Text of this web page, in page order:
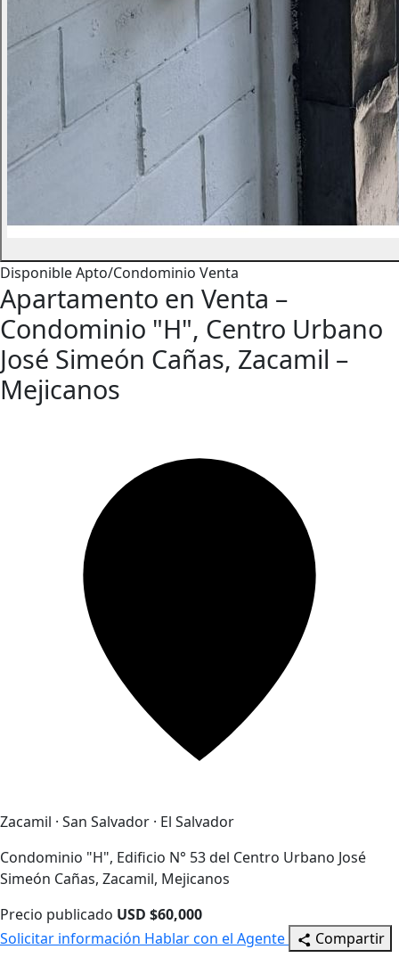
DisponibleApto/Condominio Venta
Apartamento en Venta –
Condominio "H", Centro Urbano
José Simeón Cañas, Zacamil –
Mejicanos
Zacamil · San Salvador · El Salvador
Condominio "H", Edificio N° 53 del Centro Urbano José
Simeón Cañas, Zacamil, Mejicanos
Precio publicado USD $60,000
Solicitar información Hablar con el Agente Compartir